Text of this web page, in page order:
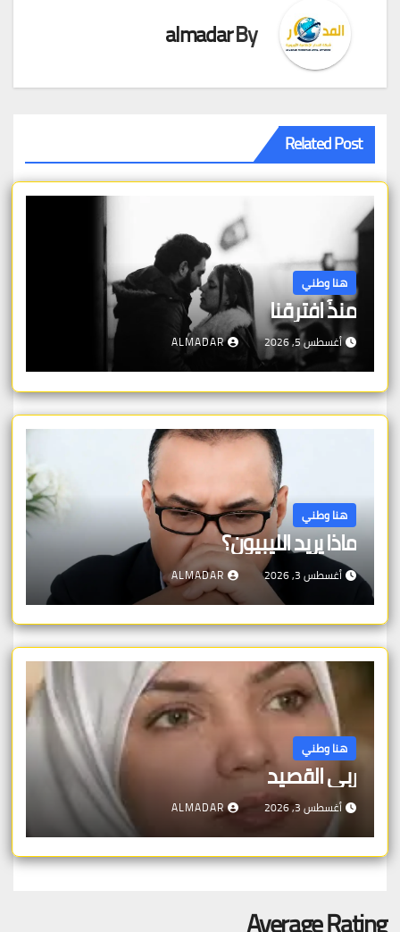
By
almadar
Related Post
هنا وطني
منذُ افترقنا
أغسطس 5, 2026 ALMADAR
هنا وطني
ماذا يريد الليبيون؟
أغسطس 3, 2026 ALMADAR
هنا وطني
ربى القصيد
أغسطس 3, 2026 ALMADAR